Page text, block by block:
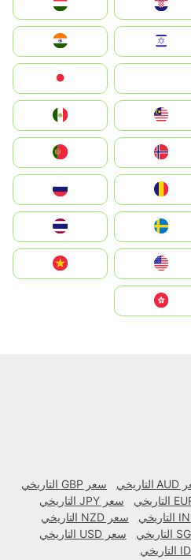
Hrvatska
Magyarország
Indonesia
South Korea
Nederland
Portugal
România
Slovensko
United States
Vietnam
سعر GBP التاريخي
سعر JPY التاريخي
سعر NZD التاريخي
سعر USD التاريخي